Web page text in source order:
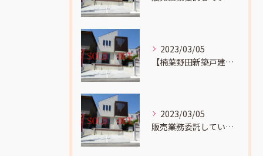
2023/03/05
【楠葉野田新築戸建成約】までの流れをお伝えします。
2023/03/05
販売業務委託していました